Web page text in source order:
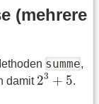
(mehrere
summe,
damit 23 + 5
23+5
.